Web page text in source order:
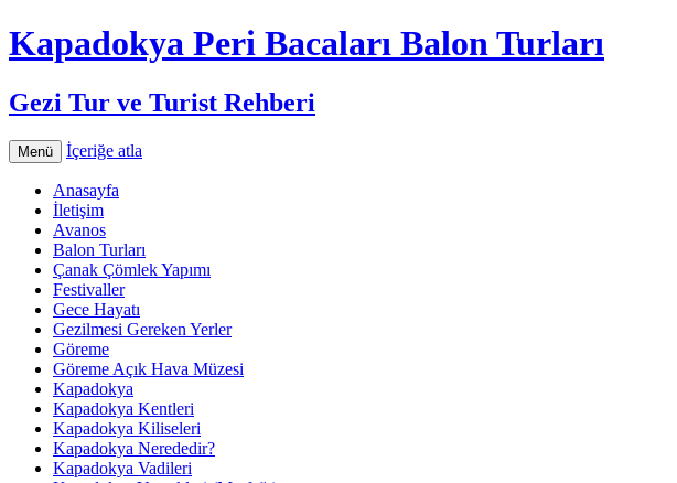
Kapadokya Peri Bacaları Balon Turları
Gezi Tur ve Turist Rehberi
Menü İçeriğe atla
Anasayfa
İletişim
Avanos
Balon Turları
Çanak Çömlek Yapımı
Festivaller
Gece Hayatı
Gezilmesi Gereken Yerler
Göreme
Göreme Açık Hava Müzesi
Kapadokya
Kapadokya Kentleri
Kapadokya Kiliseleri
Kapadokya Nerededir?
Kapadokya Vadileri